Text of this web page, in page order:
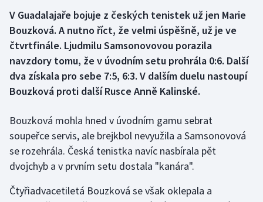
Boby a skeleton
Box
Curling
Florbal
Futsal
Golf
AZ kvíz
V Guadalajaře bojuje z českých tenistek už jen Marie
Bouzková. A nutno říct, že velmi úspěšně, už je ve
čtvrtfinále. Ljudmilu Samsonovovou porazila
navzdory tomu, že v úvodním setu prohrála 0:6. Další
dva získala pro sebe 7:5, 6:3. V dalším duelu nastoupí
Bouzková proti další Rusce Anně Kalinské.
Bouzková mohla hned v úvodním gamu sebrat
soupeřce servis, ale brejkbol nevyužila a Samsonovová
se rozehrála. Česká tenistka navíc nasbírala pět
dvojchyb a v prvním setu dostala "kanára".
Čtyřiadvacetiletá Bouzková se však oklepala a